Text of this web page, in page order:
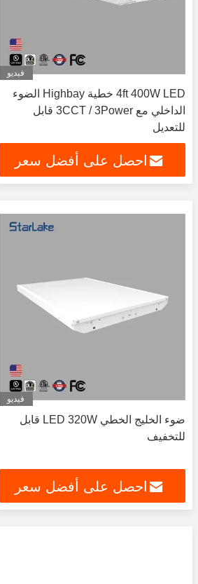
فيديو
4ft 400W LED خطية Highbay الضوء
الداخلي مع 3CCT / 3Power قابل
للتعديل
احصل على أفضل سعر
فيديو
ضوء الخليج الخطي LED 320W قابل
للتخفيف
احصل على أفضل سعر